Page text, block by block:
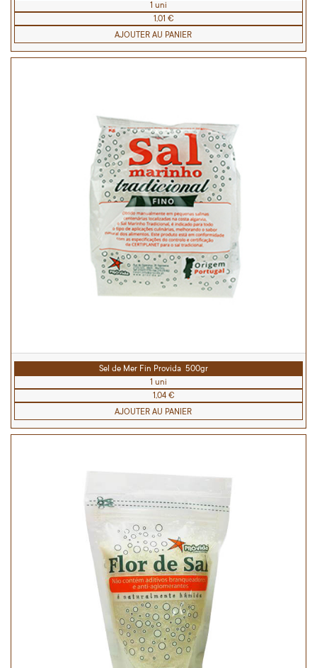
1 uni
1,01 €
AJOUTER AU PANIER
Sel de Mer Fin Provida 500gr
1 uni
1,04 €
AJOUTER AU PANIER